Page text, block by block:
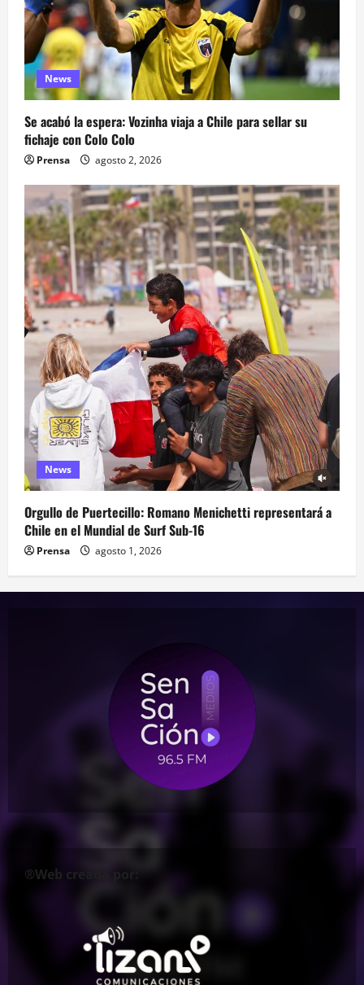
News
Se acabó la espera: Vozinha viaja a Chile para sellar su
fichaje con Colo Colo
Prensa agosto 2, 2026
News
Orgullo de Puertecillo: Romano Menichetti representará a
Chile en el Mundial de Surf Sub-16
Prensa agosto 1, 2026
®Web creada por: